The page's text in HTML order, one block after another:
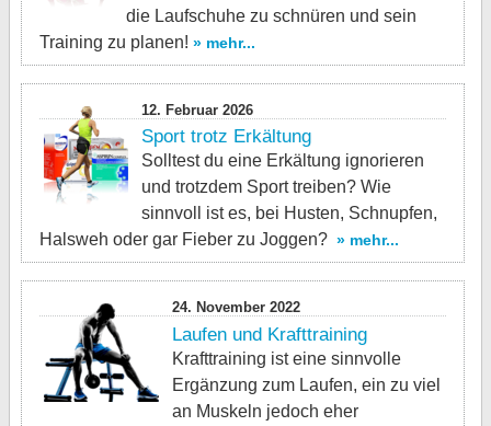
die Laufschuhe zu schnüren und sein
Training zu planen! » mehr...
12. Februar 2026
Sport trotz Erkältung
Solltest du eine Erkältung ignorieren
und trotzdem Sport treiben? Wie
sinnvoll ist es, bei Husten, Schnupfen,
Halsweh oder gar Fieber zu Joggen? » mehr...
24. November 2022
Laufen und Krafttraining
Krafttraining ist eine sinnvolle
Ergänzung zum Laufen, ein zu viel
an Muskeln jedoch eher